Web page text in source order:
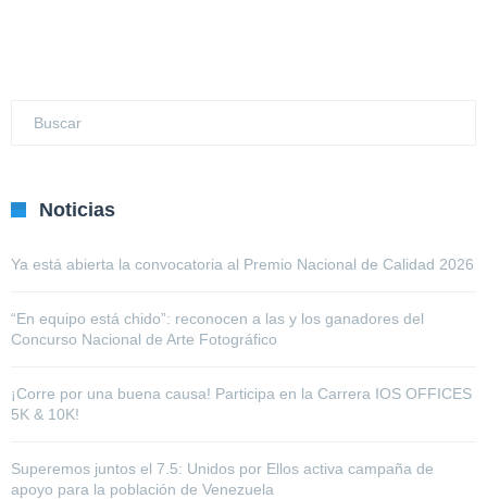
Noticias
Ya está abierta la convocatoria al Premio Nacional de Calidad 2026
“En equipo está chido”: reconocen a las y los ganadores del
Concurso Nacional de Arte Fotográfico
¡Corre por una buena causa! Participa en la Carrera IOS OFFICES
5K & 10K!
Superemos juntos el 7.5: Unidos por Ellos activa campaña de
apoyo para la población de Venezuela